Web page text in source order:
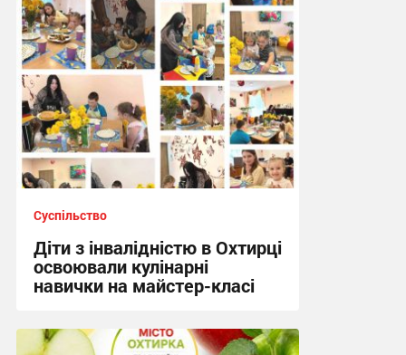
Суспільство
Діти з інвалідністю в Охтирці
освоювали кулінарні
навички на майстер-класі
15:19, 4.08.2026